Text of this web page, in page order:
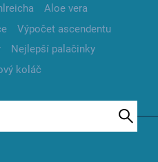
Aloe vera
Výpočet ascendentu
Nejlepší palačinky
koláč